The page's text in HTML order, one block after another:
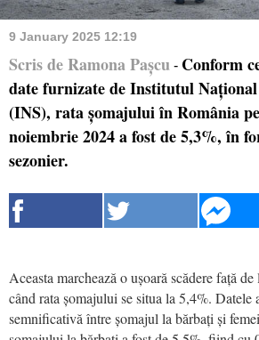
9 January 2025 12:19
Scris de Ramona Pașcu - Conform
date furnizate de Institutul
(INS), rata șomajului în România
noiembrie 2024 a fost de 5,3%, în
sezonier.
Aceasta marchează o ușoară scădere față
când rata șomajului se situa la 5,4%. Datele
semnificativă între șomajul la bărbați și